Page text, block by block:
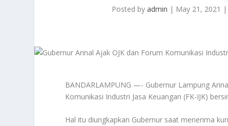
Posted by admin | May 21, 2021 |
BANDARLAMPUNG —- Gubernur Lampung
Komunikasi Industri Jasa Keuangan (FK-IJK)
Hal itu diungkapkan Gubernur saat menerima